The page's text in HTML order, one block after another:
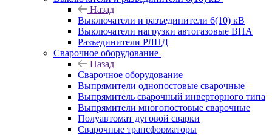
Назад
Выключатели и разъединители 6(10) кВ
Выключатели нагрузки автогазовые ВНА
Разъединители РЛНД
Сварочное оборудование
Назад
Сварочное оборудование
Выпрямители однопостовые сварочные
Выпрямитель сварочный инверторного типа
Выпрямители многопостовые сварочные
Полуавтомат дуговой сварки
Сварочные трансформаторы